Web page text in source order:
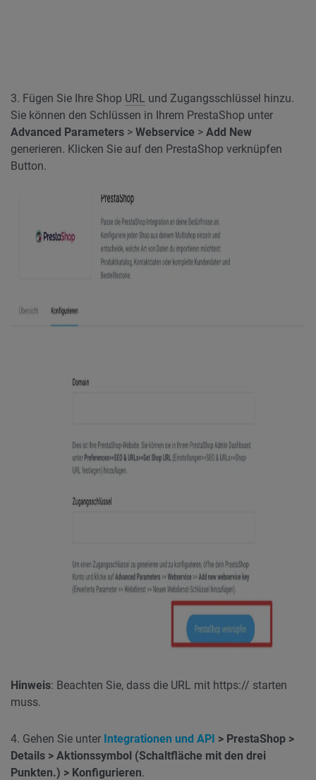
3. Fügen Sie Ihre Shop URL und Zugangsschlüssel hinzu.
Sie können den Schlüssen in Ihrem PrestaShop unter
Advanced Parameters > Webservice > Add New
generieren. Klicken Sie auf den PrestaShop verknüpfen
Button.
Hinweis: Beachten Sie, dass die URL mit https:// starten
muss.
4. Gehen Sie unter Integrationen und API > PrestaShop >
Details > Aktionssymbol (Schaltfläche mit den drei
Punkten.) > Konfigurieren.